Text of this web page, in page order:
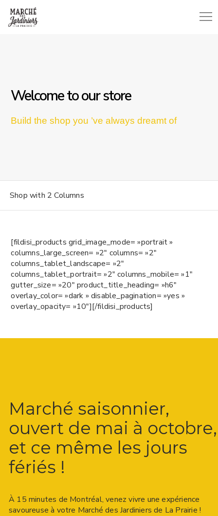
Welcome to our store
Build the shop you ’ve always dreamt of
Shop with 2 Columns
[fildisi_products grid_image_mode= »portrait »
columns_large_screen= »2″ columns= »2″
columns_tablet_landscape= »2″
columns_tablet_portrait= »2″ columns_mobile= »1″
gutter_size= »20″ product_title_heading= »h6″
overlay_color= »dark » disable_pagination= »yes »
overlay_opacity= »10″][/fildisi_products]
Marché saisonnier,
ouvert de mai à octobre,
et ce même les jours
fériés !
À 15 minutes de Montréal, venez vivre une expérience
savoureuse à votre Marché des Jardiniers de La Prairie !